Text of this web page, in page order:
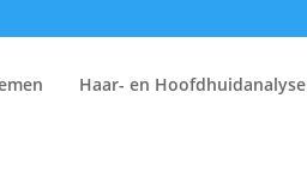
Haar- en Hoofdhuidanalyse